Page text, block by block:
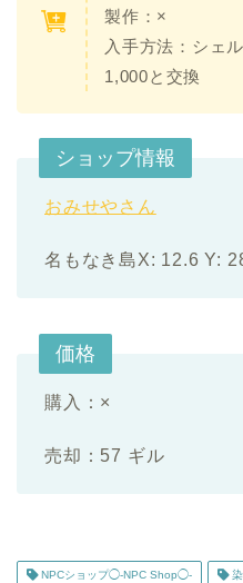
製作：×
入手方法：シェ
1,000と交換
ショップ情報
おみせやさん
名もなき島X: 12.6 Y:
価格
購入：×
売却：57 ギル
NPCショップ◯-NPC Shop◯- 染